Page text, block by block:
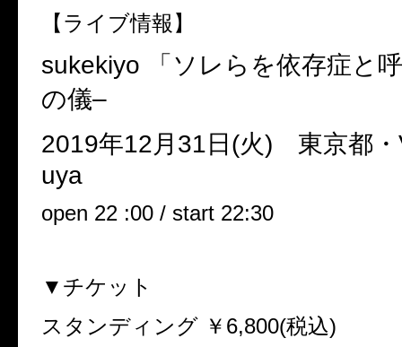
【ライブ情報】
sukekiyo
「ソレらを依存症と
の儀–
2019年12月 31 日 (火) 東京都・
uya
open 22 :00 / start 22:30
▼チケット
スタンディング ￥ 6,800(税込)